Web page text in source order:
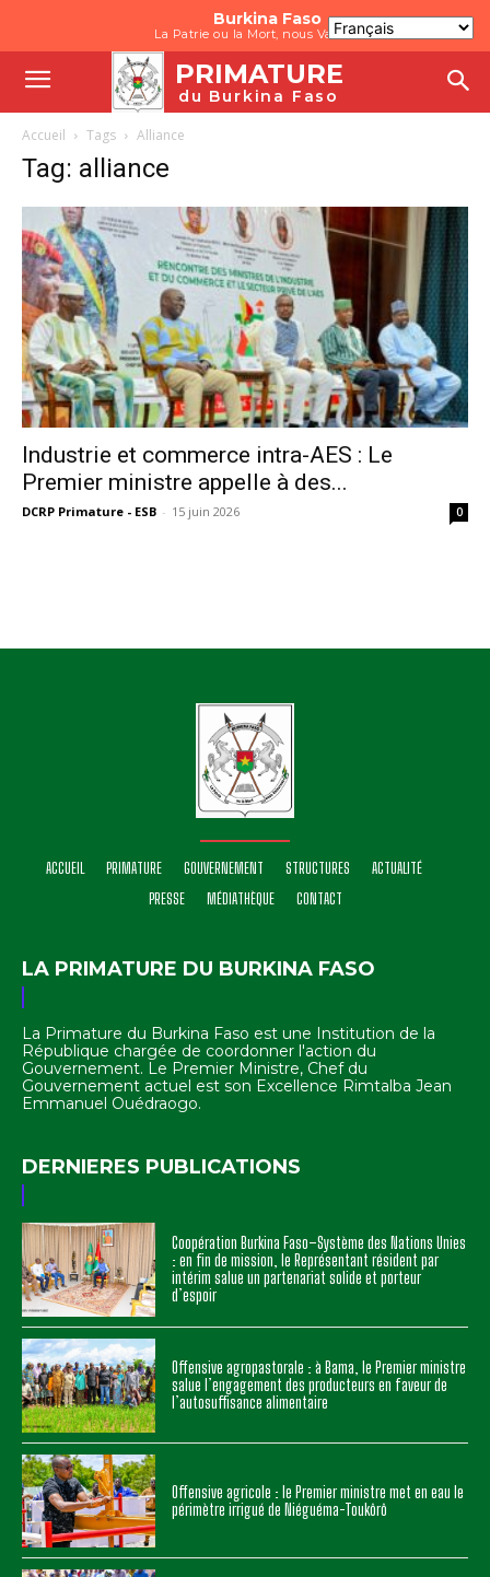
Burkina Faso
La Patrie ou la Mort, nous Vaincrons
PRIMATURE
du Burkina Faso
Accueil Tags Alliance
Tag: alliance
Industrie et commerce intra-AES : Le
Premier ministre appelle à des...
DCRP Primature - ESB - 15 juin 2026 0
ACCUEIL PRIMATURE GOUVERNEMENT STRUCTURES
ACTUALITÉ
PRESSE
MÉDIATHÈQUE CONTACT
LA PRIMATURE DU BURKINA FASO
La Primature du Burkina Faso est une Institution de la
République chargée de coordonner l'action du
Gouvernement. Le Premier Ministre, Chef du
Gouvernement actuel est son Excellence Rimtalba Jean
Emmanuel Ouédraogo.
DERNIERES PUBLICATIONS
Coopération Burkina Faso–Système des Nations Unies
: en fin de mission, le Représentant résident par
intérim salue un partenariat solide et porteur
d’espoir
Offensive agropastorale : à Bama, le Premier ministre
salue l’engagement des producteurs en faveur de
l’autosuffisance alimentaire
Offensive agricole : le Premier ministre met en eau le
périmètre irrigué de Niéguéma-Toukôrô